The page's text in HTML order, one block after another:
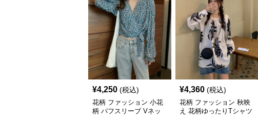
¥4,250 (税込)
花柄 ファッション 小花
柄 パフスリーブ Vネッ
¥4,360 (税込)
花柄 ファッション 秋映
え 花柄ゆったりTシャツ